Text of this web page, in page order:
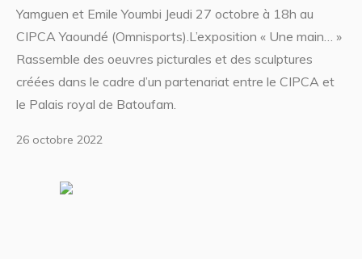
Yamguen et Emile Youmbi Jeudi 27 octobre à 18h au
CIPCA Yaoundé (Omnisports).L’exposition « Une main… »
Rassemble des oeuvres picturales et des sculptures
créées dans le cadre d’un partenariat entre le CIPCA et
le Palais royal de Batoufam.
26 octobre 2022